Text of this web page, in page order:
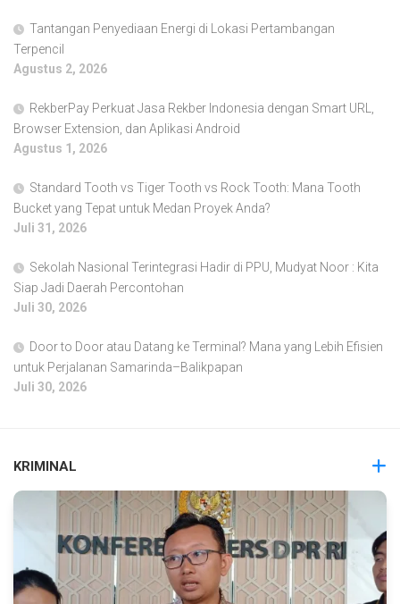
Tantangan Penyediaan Energi di Lokasi Pertambangan
Terpencil
Agustus 2, 2026
RekberPay Perkuat Jasa Rekber Indonesia dengan Smart URL,
Browser Extension, dan Aplikasi Android
Agustus 1, 2026
Standard Tooth vs Tiger Tooth vs Rock Tooth: Mana Tooth
Bucket yang Tepat untuk Medan Proyek Anda?
Juli 31, 2026
Sekolah Nasional Terintegrasi Hadir di PPU, Mudyat Noor : Kita
Siap Jadi Daerah Percontohan
Juli 30, 2026
Door to Door atau Datang ke Terminal? Mana yang Lebih Efisien
untuk Perjalanan Samarinda–Balikpapan
Juli 30, 2026
KRIMINAL